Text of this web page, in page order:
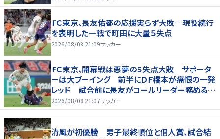
ＦＣ東京、長友佑都の応援実らず大敗…現役続行
を表明した一戦で町田に大量５失点
2026/08/08 21:09サッカー
ＦＣ東京、開幕戦は悪夢の５失点大敗 サポータ
ーは大ブーイング 前半にＤＦ橋本が痛恨の一発
レッド 試合前に長友がコールリーダー務めるも
実らず
2026/08/08 21:07サッカー
清風が初優勝 男子最終順位と個人賞、試合結